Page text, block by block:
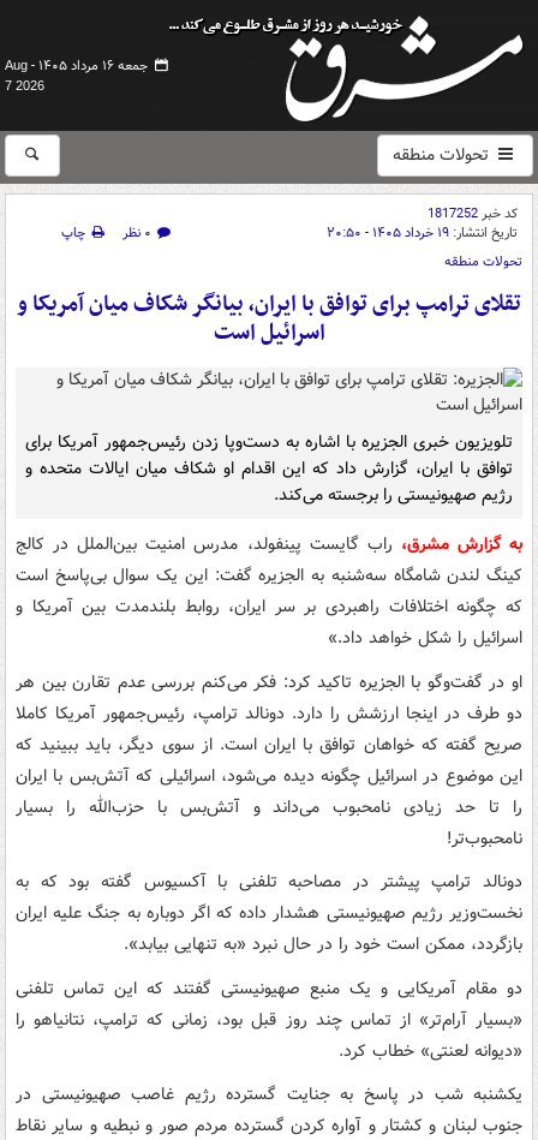
جمعه ۱۶ مرداد ۱۴۰۵ -
Aug
7 2026
تحولات منطقه
کد خبر1817252
تاریخ انتشار: ۱۹ خرداد ۱۴۰۵ - ۲۰:۵۰ ۰ نظر
چاپ
تحولات منطقه
تقلای ترامپ برای توافق با ایران، بیانگر شکاف میان آمریکا و
اسرائیل است
تلویزیون خبری الجزیره با اشاره به دست‌وپا زدن رئیس‌جمهور آمریکا برای
توافق با ایران، گزارش داد که این اقدام او شکاف میان ایالات متحده و
رژیم صهیونیستی را برجسته می‌کند.
به گزارش مشرق، راب گایست پینفولد، مدرس امنیت بین‌الملل در کالج
کینگ لندن شامگاه سه‌شنبه به الجزیره گفت: این یک سوال بی‌پاسخ است
که چگونه اختلافات راهبردی بر سر ایران، روابط بلندمدت بین آمریکا و
اسرائیل را شکل خواهد داد.»
او در گفت‌وگو با الجزیره تاکید کرد: فکر می‌کنم بررسی عدم تقارن بین هر
دو طرف در اینجا ارزشش را دارد. دونالد ترامپ، رئیس‌جمهور آمریکا کاملا
صریح گفته که خواهان توافق با ایران است. از سوی دیگر، باید ببینید که
این موضوع در اسرائیل چگونه دیده می‌شود، اسرائیلی که آتش‌بس با ایران
را تا حد زیادی نامحبوب می‌داند و آتش‌بس با حزب‌الله را بسیار
نامحبوب‌تر!
دونالد ترامپ پیشتر در مصاحبه تلفنی با آکسیوس گفته بود که به
نخست‌وزیر رژیم صهیونیستی هشدار داده که اگر دوباره به جنگ علیه ایران
بازگردد، ممکن است خود را در حال نبرد «به تنهایی بیابد».
دو مقام آمریکایی و یک منبع صهیونیستی گفتند که این تماس تلفنی
«بسیار آرام‌تر» از تماس چند روز قبل بود، زمانی که ترامپ، نتانیاهو را
«دیوانه لعنتی» خطاب کرد.
یکشنبه شب در پاسخ به جنایت گسترده رژیم غاصب صهیونیستی در
جنوب لبنان و کشتار و آواره کردن گسترده مردم صور و نبطیه و سایر نقاط